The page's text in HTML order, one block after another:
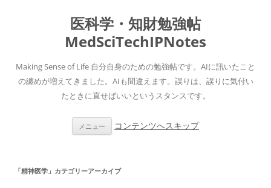
医科学・知財勉強帖
MedSciTechIPNotes
Making Sense of Life 自分自身のための勉強帖です。AIに訊いたこと
の纏めが増えてきました。AIも間違えます。誤りは、誤りに気付い
たときに直せばいいというスタンスです。
メニュー コンテンツへスキップ
「精神医学 」カテゴリーアーカイブ